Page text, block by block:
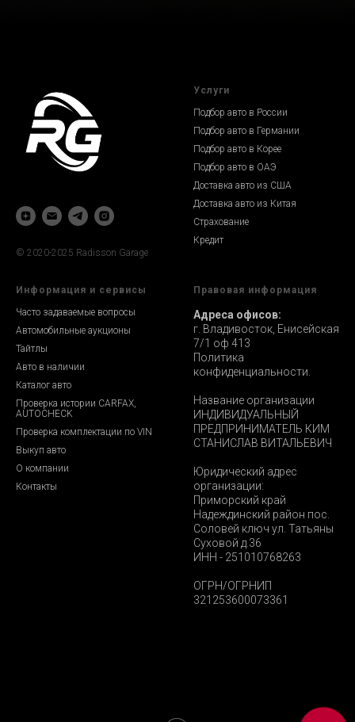
© 2020-2025 Radisson Garage
Услуги
Подбор авто в России
Подбор авто в Германии
Подбор авто в Корее
Подбор авто в ОАЭ
Доставка авто из США
Доставка авто из Китая
Страхование
Кредит
Информация и сервисы
Часто задаваемые вопросы
Автомобильные аукционы
Тайтлы
Авто в наличии
Каталог авто
Проверка истории CARFAX,
AUTOCHECK
Проверка комплектации по VIN
Выкуп авто
О компании
Контакты
Правовая информация
Адреса офисов:
г. Владивосток, Енисейская
7/1 оф 413
Политика
конфиденциальности.
Название организации
ИНДИВИДУАЛЬНЫЙ
ПРЕДПРИНИМАТЕЛЬ КИМ
СТАНИСЛАВ ВИТАЛЬЕВИЧ
Юридический адрес
организации:
Приморский край
Надеждинский район пос.
Соловей ключ ул. Татьяны
Суховой д.36
ИНН - 251010768263
ОГРН/ОГРНИП
321253600073361